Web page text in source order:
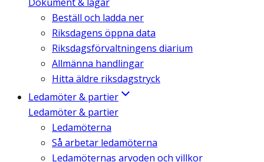
Beställ och ladda ner
Riksdagens öppna data
Riksdagsförvaltningens diarium
Allmänna handlingar
Hitta äldre riksdagstryck
Ledamöter & partier
Ledamöter & partier
Ledamöterna
Så arbetar ledamöterna
Ledamöternas arvoden och villkor